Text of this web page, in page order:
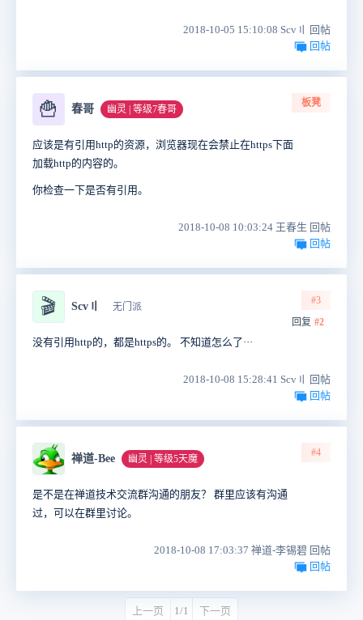
2018-10-05 15:10:08 Scv〢 回帖
回帖
🍟 春哥 幽灵 | 等级7春哥
板凳
应该是有引用http的资源，浏览器现在会禁止在https下面
加载http的内容的。
你检查一下是否有引用。
2018-10-08 10:03:24 王春生 回帖
回帖
🎬 Scv〢 无门派
#3
回复 #2
没有引用http的，都是https的。 不知道怎么了···
2018-10-08 15:28:41 Scv〢 回帖
回帖
禅道-Bee 幽灵 | 等级5天魔
#4
是不是在禅道技术交流群沟通的朋友？ 群里应该有沟通
过，可以在群里讨论。
2018-10-08 17:03:37 禅道-李锡碧 回帖
回帖
上一页 1/1 下一页